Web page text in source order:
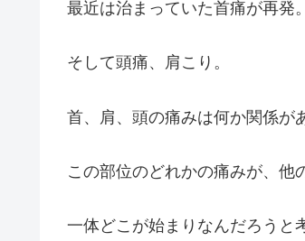
最近は治まっていた首痛が再発。
そして頭痛、肩こり。
首、肩、頭の痛みは何か関係が
この部位のどれかの痛みが、他
一体どこが始まりなんだろうと